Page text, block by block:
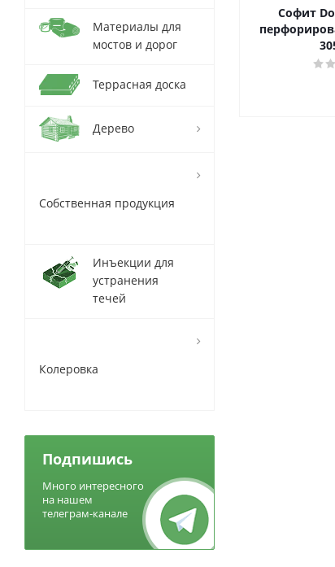
Софит
Материалы для
мостов и дорог
Террасная доска
Дерево
Собственная продукция
Инъекции для
устранения
течей
Колеровка
Подпишись
Много интересного
на нашем
телеграм-канале